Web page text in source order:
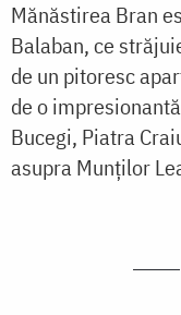
Mănăstirea Bran
Balaban, ce
de un pitoresc
de o
Bucegi, Piatra
asupra Munţilor